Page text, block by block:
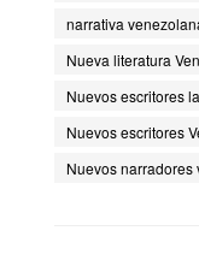
narrativa
Nueva literatura
Nuevos escritores
Nuevos escritores
Nuevos narradores